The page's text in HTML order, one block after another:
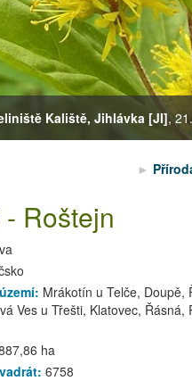
Kaliště, Jihlávka [JI],
Platanthera
Dactylorhiza
Roštejn
Mrákotín u Telče, Doupě,
Ves u Třešti, Klatovec,
ha
6758